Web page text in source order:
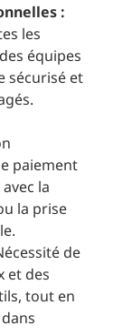
:
les
équipes
sécurisé et
paiement
la
la prise
de
et des
tout en